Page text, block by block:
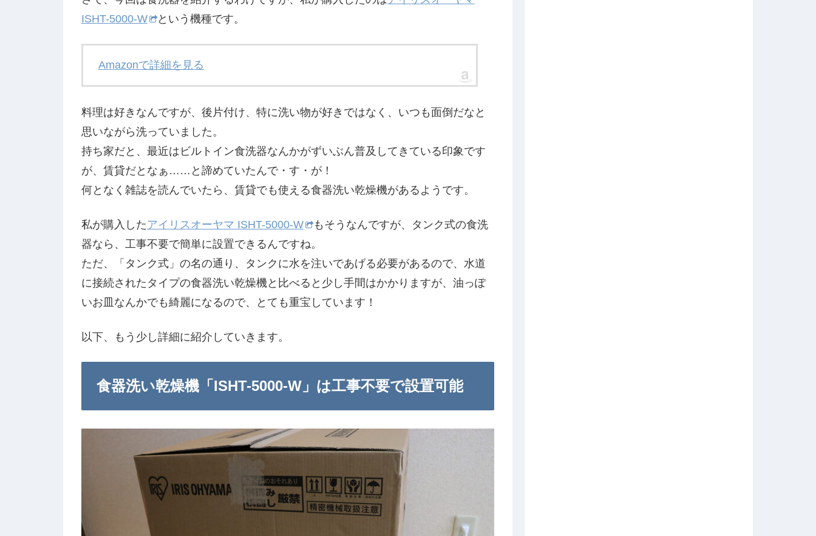
ISHT-5000-W
という機種です。
Amazonで詳細を見る
料理は好きなんですが、後片付け、特に洗い物が好きではなく、いつも面倒だなと
思いながら洗っていました。
持ち家だと、最近はビルトイン食洗器なんかがずいぶん普及してきている印象です
が、賃貸だとなぁ……と諦めていたんで・す・が！
何となく雑誌を読んでいたら、賃貸でも使える食器洗い乾燥機があるようです。
私が購入したアイリスオーヤマ ISHT-5000-W
もそうなんですが、タンク式の食洗
器なら、工事不要で簡単に設置できるんですね。
ただ、「タンク式」の名の通り、タンクに水を注いであげる必要があるので、水道
に接続されたタイプの食器洗い乾燥機と比べると少し手間はかかりますが、油っぽ
いお皿なんかでも綺麗になるので、とても重宝しています！
以下、もう少し詳細に紹介していきます。
食器洗い乾燥機「ISHT-5000-W」は工事不要で設置可能